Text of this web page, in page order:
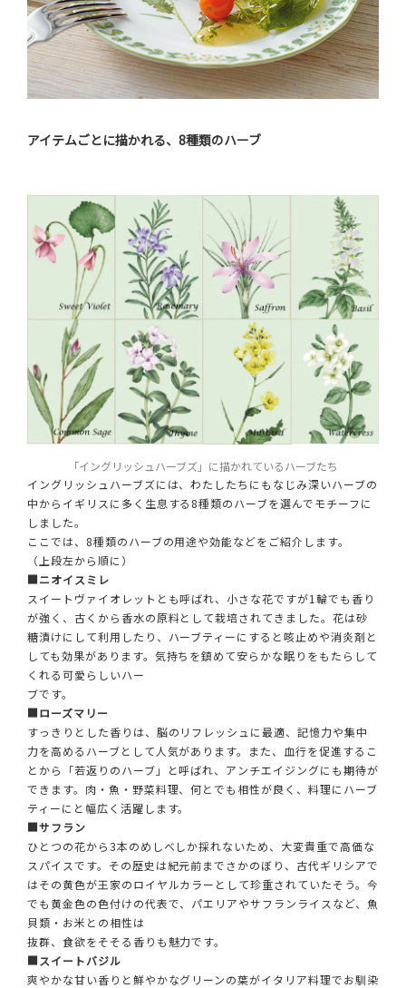
アイテムごとに描かれる、8種類のハーブ
「イングリッシュハーブズ」に描かれているハーブたち
イングリッシュハーブズには、わたしたちにもなじみ深いハーブの
中からイギリスに多く生息する8種類のハーブを選んでモチーフに
しました。
ここでは、8種類のハーブの用途や効能などをご紹介します。
（上段左から順に）
■ニオイスミレ
スイートヴァイオレットとも呼ばれ、小さな花ですが1輪でも香り
が強く、古くから香水の原料として栽培されてきました。花は砂
糖漬けにして利用したり、ハーブティーにすると咳止めや消炎剤と
しても効果があります。気持ちを鎮めて安らかな眠りをもたらして
くれる可愛らしいハー
ブです。
■ローズマリー
すっきりとした香りは、脳のリフレッシュに最適、記憶力や集中
力を高めるハーブとして人気があります。また、血行を促進するこ
とから「若返りのハーブ」と呼ばれ、アンチエイジングにも期待が
できます。肉・魚・野菜料理、何とでも相性が良く、料理にハーブ
ティーにと幅広く活躍します。
■サフラン
ひとつの花から3本のめしべしか採れないため、大変貴重で高価な
スパイスです。その歴史は紀元前までさかのぼり、古代ギリシアで
はその黄色が王家のロイヤルカラーとして珍重されていたそう。今
でも黄金色の色付けの代表で、パエリアやサフランライスなど、魚
貝類・お米との相性は
抜群、食欲をそそる香りも魅力です。
■スイートバジル
爽やかな甘い香りと鮮やかなグリーンの葉がイタリア料理でお馴染